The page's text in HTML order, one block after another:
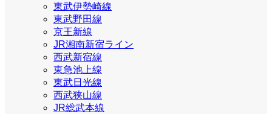
東武伊勢崎線
東武野田線
京王新線
JR湘南新宿ライン
西武新宿線
東急池上線
東武日光線
西武狭山線
JR総武本線